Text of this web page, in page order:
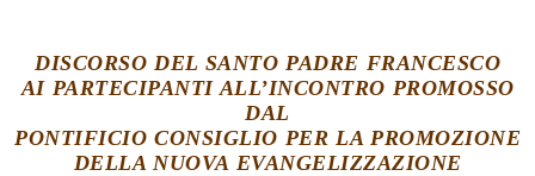
DISCORSO DEL SANTO PADRE FRANCESCO
AI PARTECIPANTI ALL’INCONTRO PROMOSSO
DAL
PONTIFICIO CONSIGLIO PER LA PROMOZIONE
DELLA NUOVA EVANGELIZZAZIONE